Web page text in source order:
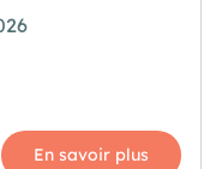
En savoir plus